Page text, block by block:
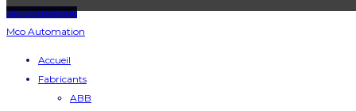
Return to Shop
Mco Automation
Accueil
Fabricants
ABB